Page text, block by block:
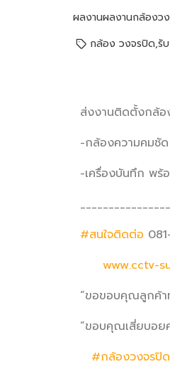
ผลงานผลงานกล้องว
กล้อง วงจรปิด,รั
ส่งงานติดตั้งกล้อ
-กล้องความคมชั
-เครื่องบันทึก พร้
#สนใจติดต่อ
www.cctv-
“ขอขอบคุณลูกค้า
“ขอบคุณเสี่ยบอย
#กล้องวงจรปิด